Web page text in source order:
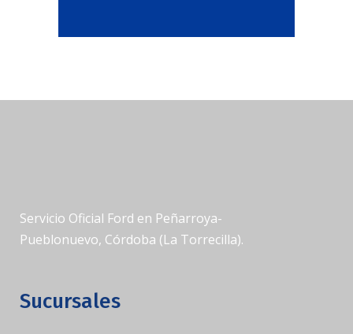
Servicio Oficial Ford en Peñarroya-
Pueblonuevo, Córdoba (La Torrecilla).
Sucursales